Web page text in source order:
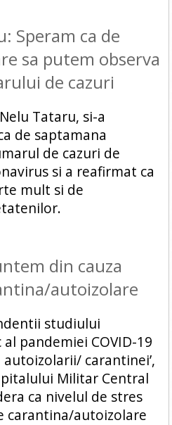
Speram ca de
sa putem observa
de cazuri
Tataru, si-a
de saptamana
de cazuri de
si a reafirmat ca
mult si de
din cauza
autoizolare
studiului
pandemiei COVID-19
carantinei’,
Militar Central
ca nivelul de stres
carantina/autoizolare